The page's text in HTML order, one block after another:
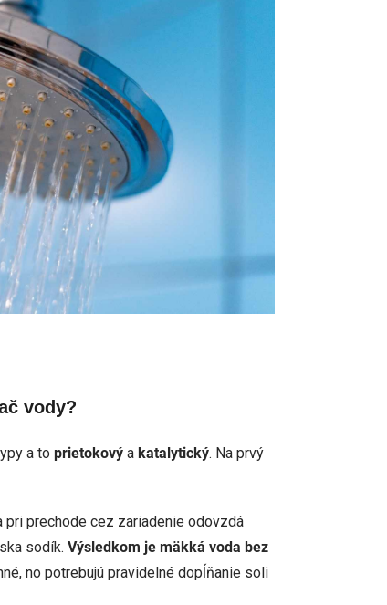
vody?
a to prietokový a katalytický. Na prvý
pri prechode cez zariadenie odovzdá
sodík. Výsledkom je mäkká voda bez
no potrebujú pravidelné dopĺňanie soli